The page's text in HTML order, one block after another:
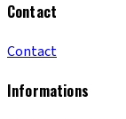
Contact
Contact
Informations